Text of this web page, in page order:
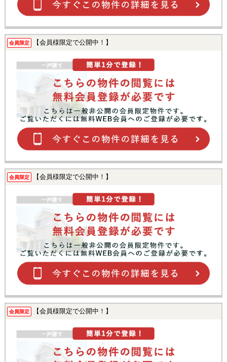
会員限定 【会員様限定で公開中！】
会員限定 【会員様限定で公開中！】
会員限定 【会員様限定で公開中！】